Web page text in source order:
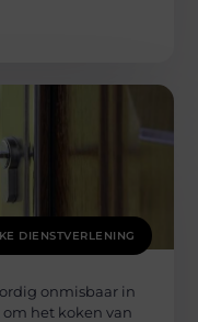
DIENSTVERLENING
onmisbaar in
het koken van